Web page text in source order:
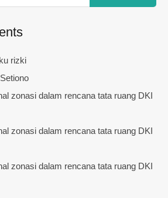
rizki
zonasi dalam rencana tata ruang DKI
zonasi dalam rencana tata ruang DKI
zonasi dalam rencana tata ruang DKI